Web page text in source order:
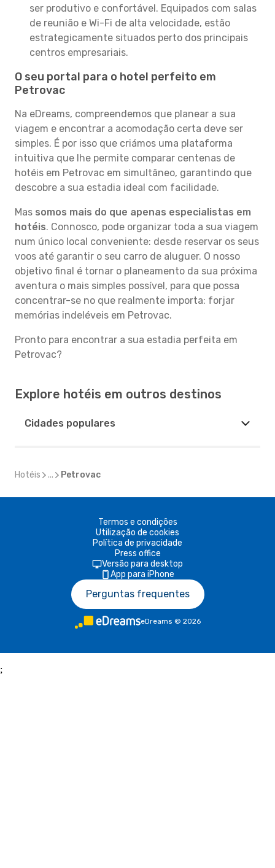
ser produtivo e confortável. Equipados com salas
de reunião e Wi-Fi de alta velocidade, estão
estrategicamente situados perto dos principais
centros empresariais.
O seu portal para o hotel perfeito em
Petrovac
Na eDreams, compreendemos que planear a sua
viagem e encontrar a acomodação certa deve ser
simples. É por isso que criámos uma plataforma
intuitiva que lhe permite comparar centenas de
hotéis em Petrovac em simultâneo, garantindo que
descobre a sua estadia ideal com facilidade.
Mas somos mais do que apenas especialistas em
hotéis. Connosco, pode organizar toda a sua viagem
num único local conveniente: desde reservar os seus
voos até garantir o seu carro de aluguer. O nosso
objetivo final é tornar o planeamento da sua próxima
aventura o mais simples possível, para que possa
concentrar-se no que realmente importa: forjar
memórias indeléveis em Petrovac.
Pronto para encontrar a sua estadia perfeita em
Petrovac?
Explore hotéis em outros destinos
Cidades populares
Hotéis ... Petrovac
Termos e condições
Utilização de cookies
Política de privacidade
Press office
Versão para desktop
App para iPhone
Perguntas frequentes
eDreams © 2026
;